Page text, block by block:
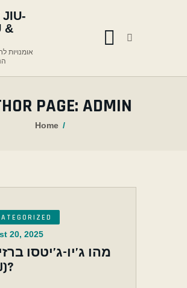
JIU-
&
אומנויות
PAGE: ADMIN
Home
20, 2025
מהו ג’יו-ג’יטסו